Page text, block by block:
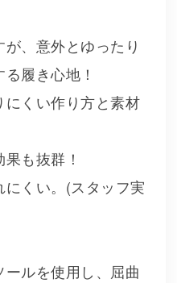
が、意外とゆったり
履き心地！
にくい作り方と素材
も抜群！
にくい。(スタッフ実
ルを使用し、屈曲